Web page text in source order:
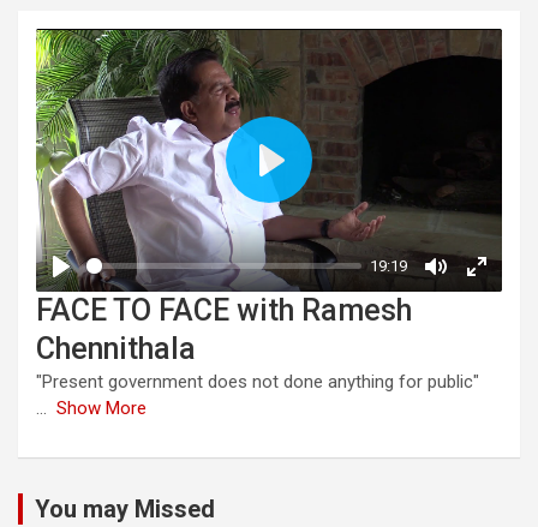
FACE TO FACE with Ramesh
Chennithala
"Present government does not done anything for public"
... Show More
You may Missed